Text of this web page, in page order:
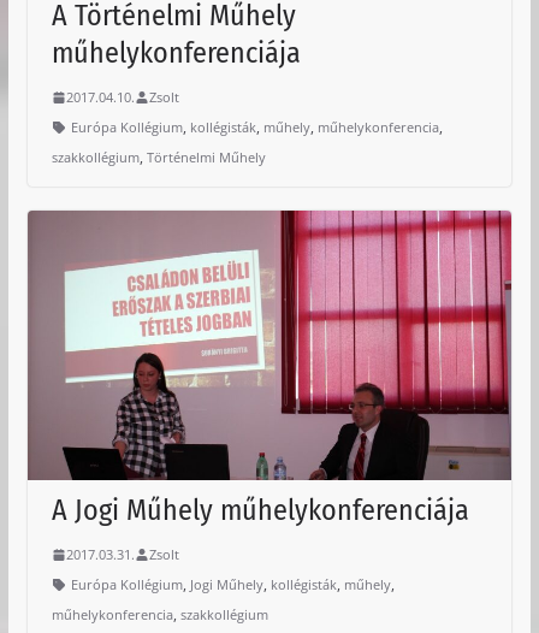
A Történelmi Műhely
műhelykonferenciája
2017.04.10.
Zsolt
Európa Kollégium, kollégisták, műhely, műhelykonferencia,
szakkollégium, Történelmi Műhely
A Jogi Műhely műhelykonferenciája
2017.03.31.
Zsolt
Európa Kollégium, Jogi Műhely, kollégisták, műhely,
műhelykonferencia, szakkollégium